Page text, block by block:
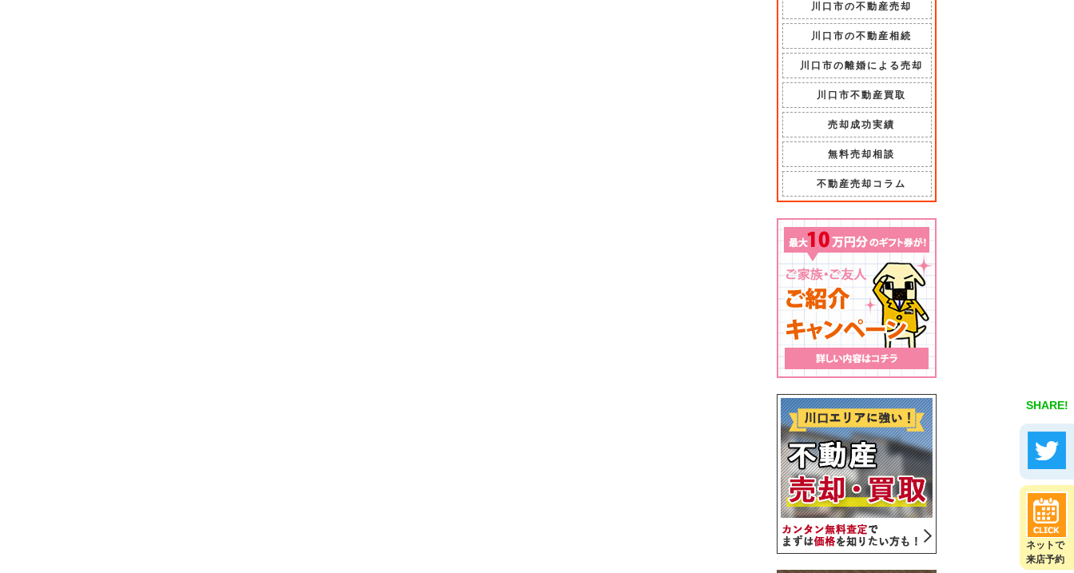
SHARE!
ネットで
来店予約
川口市の不動産売却
川口市の不動産相続
川口市の離婚による売却
川口市不動産買取
売却成功実績
無料売却相談
不動産売却コラム